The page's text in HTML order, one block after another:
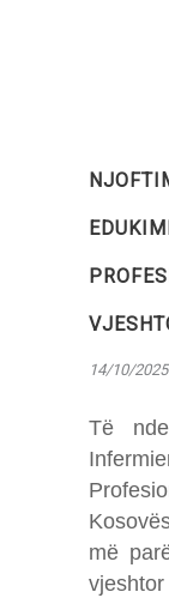
14/10/2025
Të
më